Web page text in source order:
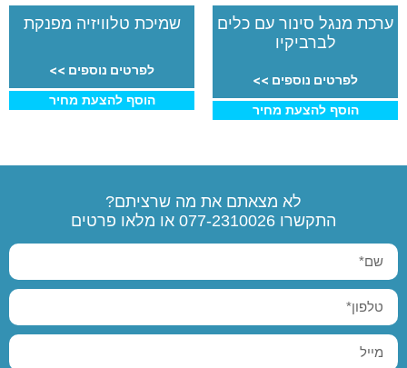
ערכת מנגל סינור עם כלים
לברביקיו
לפרטים נוספים >>
הוסף להצעת מחיר
שמיכת טלוויזיה מפנקת
לפרטים נוספים >>
הוסף להצעת מחיר
לא מצאתם את מה שרציתם?
התקשרו 077-2310026 או מלאו פרטים